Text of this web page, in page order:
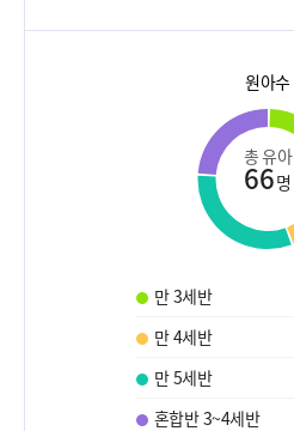
원아수
총 유아
66명
만 3세반
만 4세반
만 5세반
혼합반 3~4세반